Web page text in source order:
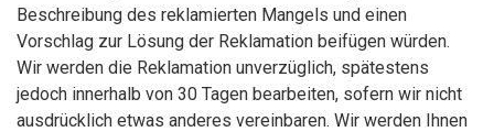
Beschreibung des reklamierten Mangels und einen
Vorschlag zur Lösung der Reklamation beifügen würden.
Wir werden die Reklamation unverzüglich, spätestens
jedoch innerhalb von 30 Tagen bearbeiten, sofern wir nicht
ausdrücklich etwas anderes vereinbaren. Wir werden Ihnen